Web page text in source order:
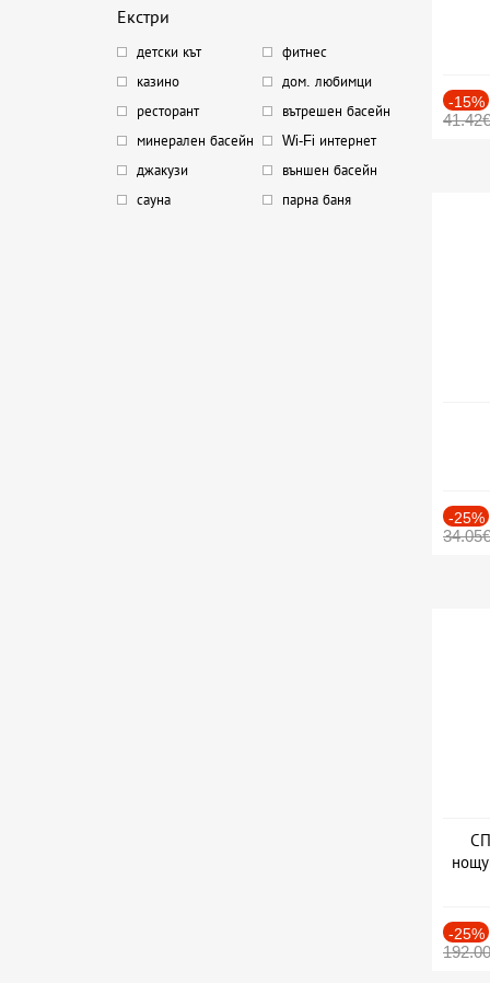
Екстри
детски кът
фитнес
казино
дом. любимци
ресторант
вътрешен басейн
минерален басейн
Wi-Fi интернет
джакузи
външен басейн
сауна
парна баня
-15%
41.42€
-25%
34.05€
-25%